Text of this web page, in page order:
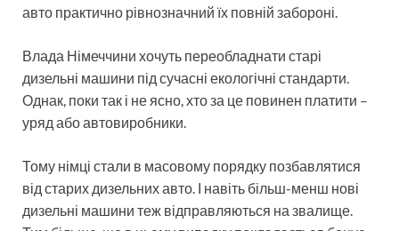
авто практично рівнозначний їх повній забороні.
Влада Німеччини хочуть переобладнати старі
дизельні машини під сучасні екологічні стандарти.
Однак, поки так і не ясно, хто за це повинен платити –
уряд або автовиробники.
Тому німці стали в масовому порядку позбавлятися
від старих дизельних авто. І навіть більш-менш нові
дизельні машини теж відправляються на звалище.